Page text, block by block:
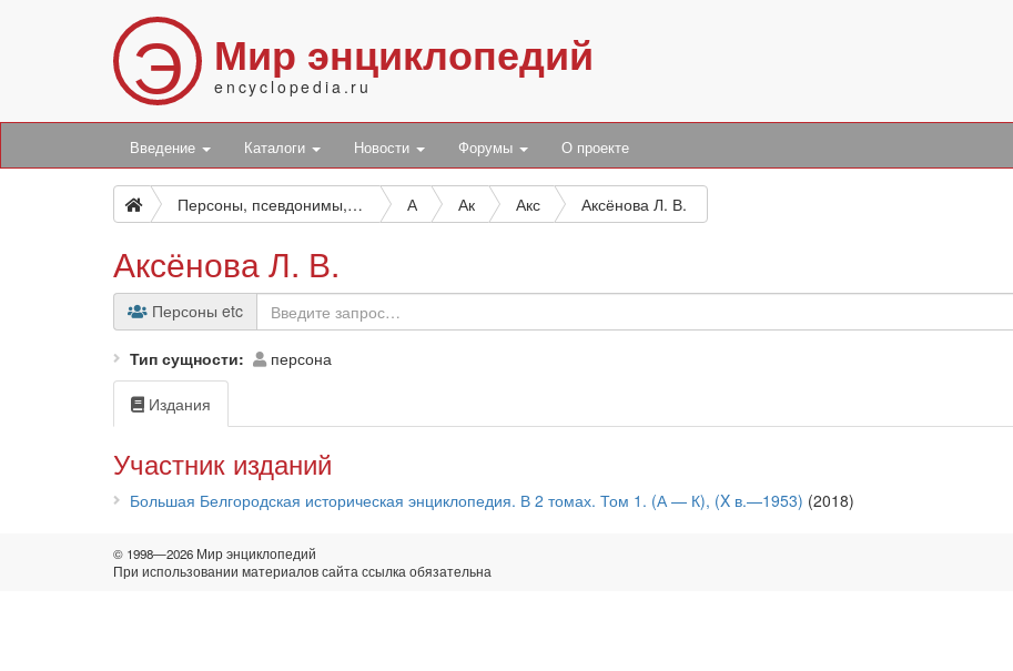
Э Мир энциклопедий
encyclopedia.ru
Введение Каталоги Новости Форумы О проекте
Персоны, псевдонимы, персонажи и боты А Ак Акс Аксёнова Л. В.
Аксёнова Л. В.
Персоны etc
Тип сущности персона
Издания
Участник изданий
Большая Белгородская историческая энциклопедия. В 2 томах. Том 1. (А — К), (X в.—1953) (2018)
© 1998—2026 Мир энциклопедий
При использовании материалов сайта ссылка обязательна